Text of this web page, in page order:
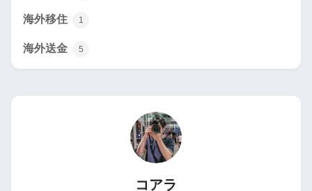
海外移住 1
海外送金 5
コアラ